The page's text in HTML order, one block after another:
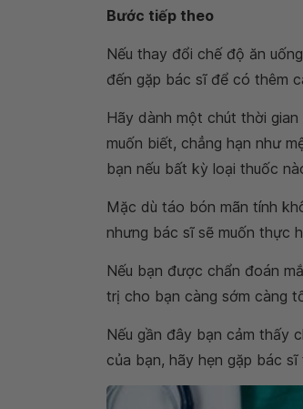
Bước tiếp theo
Nếu thay đổi chế độ ăn
đến gặp bác sĩ để có thêm
Hãy dành một chút thời
muốn biết, chẳng hạn như
bạn nếu bất kỳ loại thuốc
Mặc dù táo bón mãn tính
nhưng bác sĩ sẽ muốn thực
Nếu bạn được chẩn đoán
trị cho bạn càng sớm càng
Nếu gần đây bạn cảm thấy
của bạn, hãy hẹn gặp bác sĩ